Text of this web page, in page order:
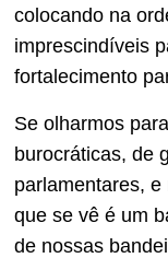
colocando na
imprescindíveis
fortalecimento
Se olharmos
burocráticas, de
parlamentares,
que se vê é um
de nossas